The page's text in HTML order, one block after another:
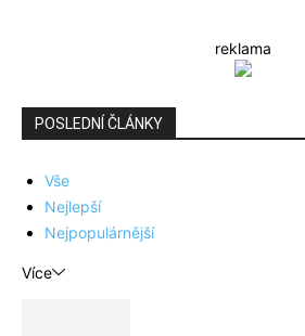
reklama
POSLEDNÍ ČLÁNKY
Vše
Nejlepší
Nejpopulárnější
Více